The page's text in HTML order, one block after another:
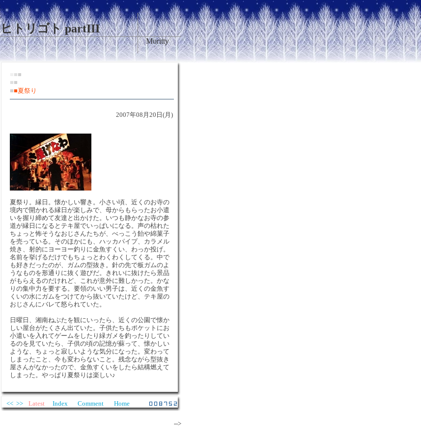
ヒトリゴト partIII
Moritty
■■
■■
■■夏祭り
2007年08月20日(月)
夏祭り。縁日。懐かしい響き。小さい頃、近くのお寺の
境内で開かれる縁日が楽しみで、母からもらったお小遣
いを握り締めて友達と出かけた。いつも静かなお寺の参
道が縁日になるとテキ屋でいっぱいになる。声の枯れた
ちょっと怖そうなおじさんたちが、べっこう飴や綿菓子
を売っている。そのほかにも、ハッカパイプ、カラメル
焼き、射的にヨーヨー釣りに金魚すくい、わっか投げ。
名前を挙げるだけでもちょっとわくわくしてくる。中で
も好きだったのが、ガムの型抜き。針の先で板ガムのよ
うなものを形通りに抜く遊びだ。きれいに抜けたら景品
がもらえるのだけれど、これが意外に難しかった。かな
りの集中力を要する。要領のいい男子は、近くの金魚す
くいの水にガムをつけてから抜いていたけど、テキ屋の
おじさんにバレて怒られていた。
日曜日、湘南ねぶたを観にいったら、近くの公園で懐か
しい屋台がたくさん出ていた。子供たちもポケットにお
小遣いを入れてゲームをしたり緑ガメを釣ったりしてい
るのを見ていたら、子供の頃の記憶が蘇って、懐かしい
ような、ちょっと寂しいような気分になった。変わって
しまったこと、今も変わらないこと。残念ながら型抜き
屋さんがなかったので、金魚すくいをしたら結構燃えて
しまった。やっぱり夏祭りは楽しい♪
<< >> Latest Index Comment Home
-->